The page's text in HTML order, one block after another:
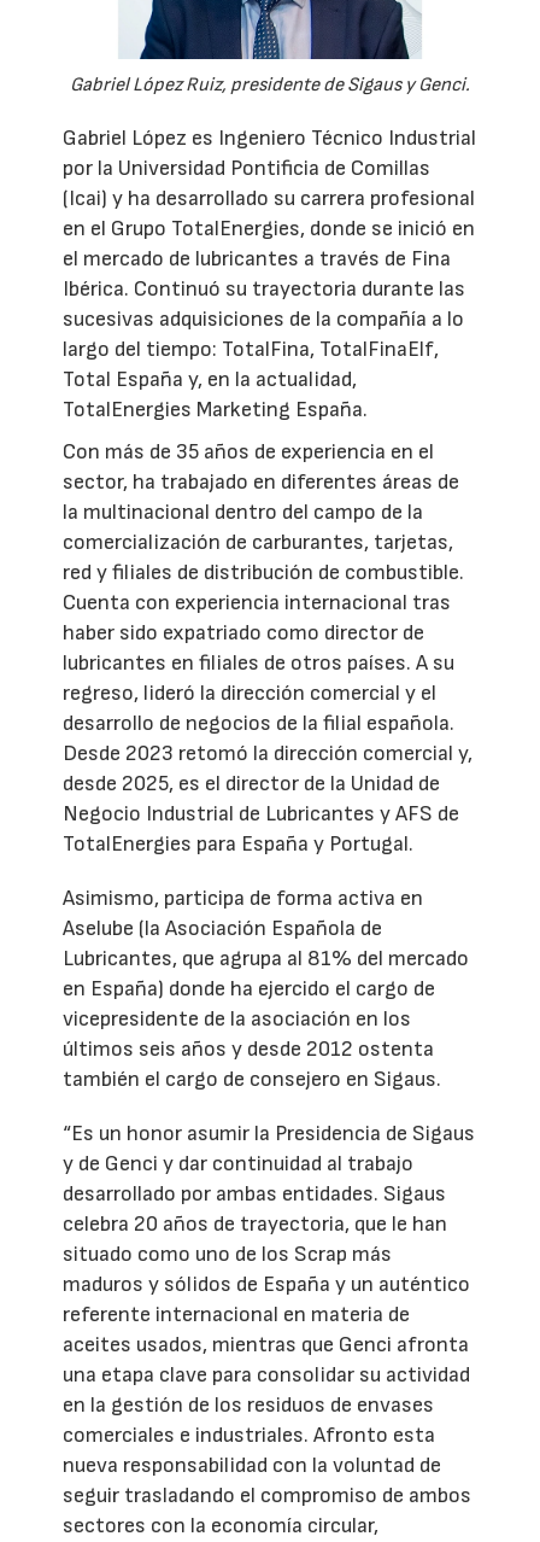
Gabriel López Ruiz, presidente de Sigaus y Genci.
Gabriel López es Ingeniero Técnico Industrial
por la Universidad Pontificia de Comillas
(Icai) y ha desarrollado su carrera profesional
en el Grupo TotalEnergies, donde se inició en
el mercado de lubricantes a través de Fina
Ibérica. Continuó su trayectoria durante las
sucesivas adquisiciones de la compañía a lo
largo del tiempo: TotalFina, TotalFinaElf,
Total España y, en la actualidad,
TotalEnergies Marketing España.
Con más de 35 años de experiencia en el
sector, ha trabajado en diferentes áreas de
la multinacional dentro del campo de la
comercialización de carburantes, tarjetas,
red y filiales de distribución de combustible.
Cuenta con experiencia internacional tras
haber sido expatriado como director de
lubricantes en filiales de otros países. A su
regreso, lideró la dirección comercial y el
desarrollo de negocios de la filial española.
Desde 2023 retomó la dirección comercial y,
desde 2025, es el director de la Unidad de
Negocio Industrial de Lubricantes y AFS de
TotalEnergies para España y Portugal.
Asimismo, participa de forma activa en
Aselube (la Asociación Española de
Lubricantes, que agrupa al 81% del mercado
en España) donde ha ejercido el cargo de
vicepresidente de la asociación en los
últimos seis años y desde 2012 ostenta
también el cargo de consejero en Sigaus.
“Es un honor asumir la Presidencia de Sigaus
y de Genci y dar continuidad al trabajo
desarrollado por ambas entidades. Sigaus
celebra 20 años de trayectoria, que le han
situado como uno de los Scrap más
maduros y sólidos de España y un auténtico
referente internacional en materia de
aceites usados, mientras que Genci afronta
una etapa clave para consolidar su actividad
en la gestión de los residuos de envases
comerciales e industriales. Afronto esta
nueva responsabilidad con la voluntad de
seguir trasladando el compromiso de ambos
sectores con la economía circular,